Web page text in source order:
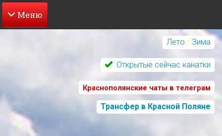
Перейти
Лето / Зима
Открытые сейчас канатки
Краснополянские чаты в телеграм
Трансфер в Красной Поляне